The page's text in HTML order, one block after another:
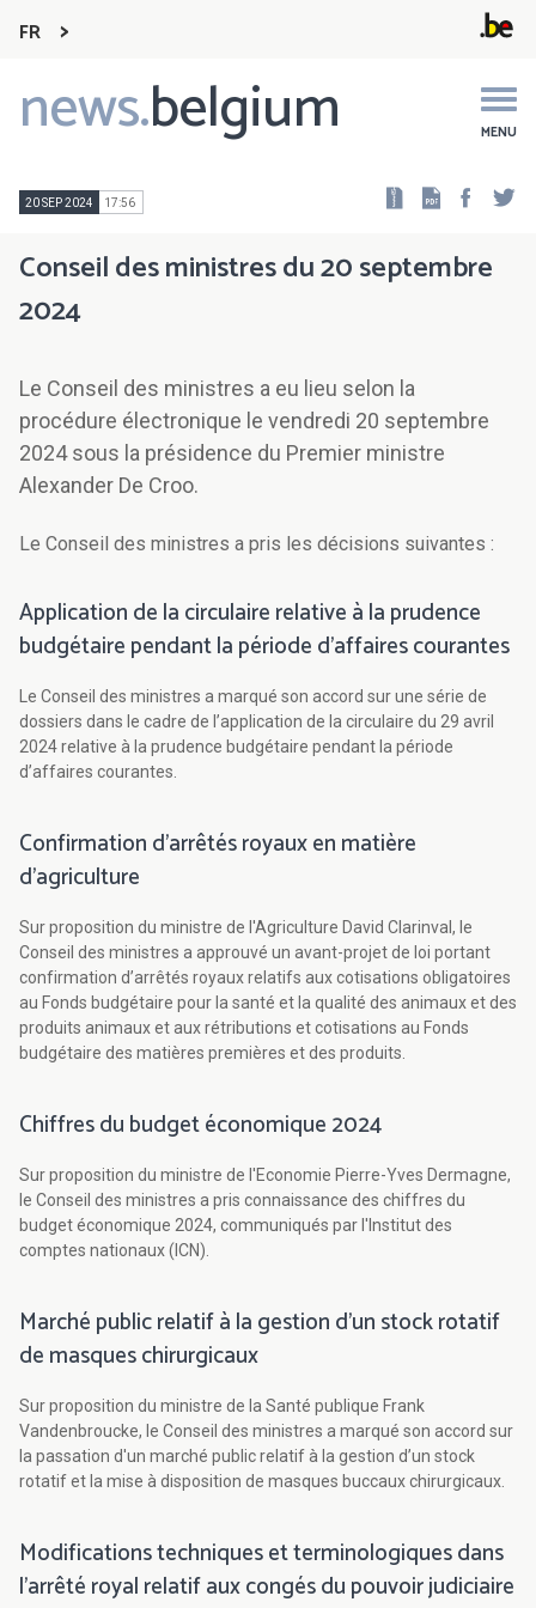
FR
news.belgium MENU
Main
navigation
20 SEP 2024 17:56
Conseil des ministres du 20 septembre
2024
Le Conseil des ministres a eu lieu selon la
procédure électronique le vendredi 20 septembre
2024 sous la présidence du Premier ministre
Alexander De Croo.
Le Conseil des ministres a pris les décisions suivantes :
Application de la circulaire relative à la prudence
budgétaire pendant la période d’affaires courantes
Le Conseil des ministres a marqué son accord sur une série de
dossiers dans le cadre de l’application de la circulaire du 29 avril
2024 relative à la prudence budgétaire pendant la période
d’affaires courantes.
Confirmation d'arrêtés royaux en matière
d'agriculture
Sur proposition du ministre de l'Agriculture David Clarinval, le
Conseil des ministres a approuvé un avant-projet de loi portant
confirmation d’arrêtés royaux relatifs aux cotisations obligatoires
au Fonds budgétaire pour la santé et la qualité des animaux et des
produits animaux et aux rétributions et cotisations au Fonds
budgétaire des matières premières et des produits.
Chiffres du budget économique 2024
Sur proposition du ministre de l'Economie Pierre-Yves Dermagne,
le Conseil des ministres a pris connaissance des chiffres du
budget économique 2024, communiqués par l'Institut des
comptes nationaux (ICN).
Marché public relatif à la gestion d’un stock rotatif
de masques chirurgicaux
Sur proposition du ministre de la Santé publique Frank
Vandenbroucke, le Conseil des ministres a marqué son accord sur
la passation d'un marché public relatif à la gestion d’un stock
rotatif et la mise à disposition de masques buccaux chirurgicaux.
Modifications techniques et terminologiques dans
l'arrêté royal relatif aux congés du pouvoir judiciaire